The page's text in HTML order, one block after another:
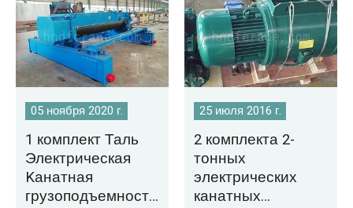
05 ноября 2020 г.
1 комплект Таль
Электрическая
Kанатная
грузоподъемность
25 июля 2016 г.
2 комплекта 2-
тонных
электрических
канатных